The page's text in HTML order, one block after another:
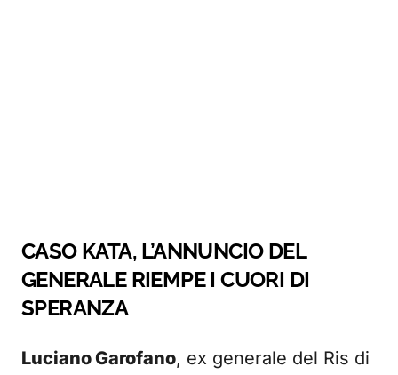
CASO KATA, L’ANNUNCIO DEL
GENERALE RIEMPE I CUORI DI
SPERANZA
Luciano Garofano, ex generale del Ris di